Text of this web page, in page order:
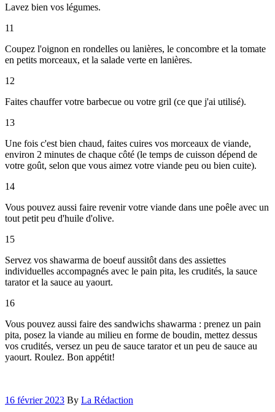
Lavez bien vos légumes.
11
Coupez l'oignon en rondelles ou lanières, le concombre et la tomate
en petits morceaux, et la salade verte en lanières.
12
Faites chauffer votre barbecue ou votre gril (ce que j'ai utilisé).
13
Une fois c'est bien chaud, faites cuires vos morceaux de viande,
environ 2 minutes de chaque côté (le temps de cuisson dépend de
votre goût, selon que vous aimez votre viande peu ou bien cuite).
14
Vous pouvez aussi faire revenir votre viande dans une poêle avec un
tout petit peu d'huile d'olive.
15
Servez vos shawarma de boeuf aussitôt dans des assiettes
individuelles accompagnés avec le pain pita, les crudités, la sauce
tarator et la sauce au yaourt.
16
Vous pouvez aussi faire des sandwichs shawarma : prenez un pain
pita, posez la viande au milieu en forme de boudin, mettez dessus
vos crudités, versez un peu de sauce tarator et un peu de sauce au
yaourt. Roulez. Bon appétit!
16 février 2023 By La Rédaction